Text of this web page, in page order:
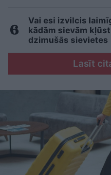
Vai esi izvilcis
kādām sievām
dzimušās sievietes
Lasīt